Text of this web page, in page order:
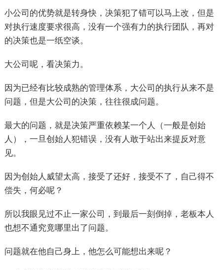
小公司的优势就是转身快，决策犯了错可以马上改，但是
对执行速度要求很高，没有一个强有力的执行团队，再对
的决策也是一纸空谈。
大公司呢，看决策力。
因为已经有比较成熟的管理体系，大公司的执行从来不是
问题，但是大公司的决策，往往很成问题。
最大的问题，就是决策严重依赖某一个人（一般是创始
人），一旦创始人犯错误，没有人敢于站出来提反对意
见。
因为创始人威望太高，接受了还好，接受不了，自己得不
偿失，何必呢？
所以我眼见过不止一家公司，到最后一刻倒掉，老板本人
也想不通究竟哪里出了问题。
问题就在他自己身上，他怎么可能想出来呢？